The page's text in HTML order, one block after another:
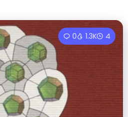
0 1.3K 4